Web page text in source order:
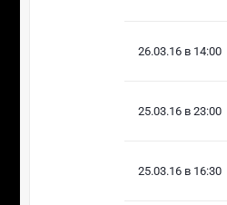
26.03.16 в 14:00
25.03.16 в 23:00
25.03.16 в 16:30